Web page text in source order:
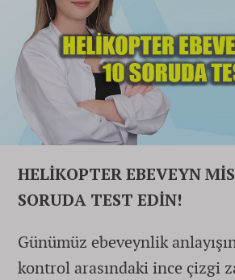
HELİKOPTER EBEVEYN
SORUDA TEST EDİN!
Günümüz ebeveynlik
kontrol arasındaki ince çizgi